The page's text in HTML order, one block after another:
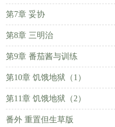
第7章 妥协
第8章 三明治
第9章 番茄酱与训练
第10章 饥饿地狱（1）
第11章 饥饿地狱（2）
番外 重置但生草版